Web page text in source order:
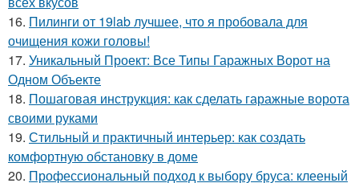
16. Пилинги от 19lab лучшее, что я пробовала для
очищения кожи головы!
17. Уникальный Проект: Все Типы Гаражных Ворот на
Одном Объекте
18. Пошаговая инструкция: как сделать гаражные ворота
своими руками
19. Стильный и практичный интерьер: как создать
комфортную обстановку в доме
20. Профессиональный подход к выбору бруса: клееный